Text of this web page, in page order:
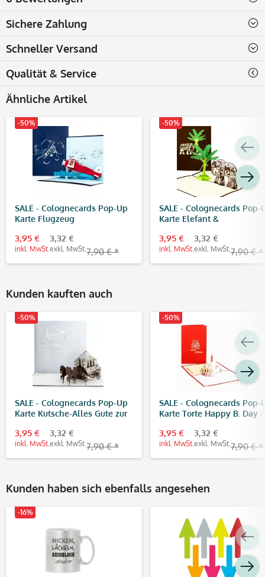
Sichere Zahlung
Schneller Versand
Qualität & Service
Ähnliche Artikel
-50%
SALE - Colognecards Pop-Up
Karte Flugzeug
3,95 €
inkl. MwSt.
3,32 €
exkl. MwSt. 7,90 € *
-50%
SALE - Colognecards Pop-
Karte Elefant &
3,95 €
inkl. MwSt.
3,32 €
exkl. MwSt. 7,90 € *
Kunden kauften auch
-50%
SALE - Colognecards Pop-Up
Karte Kutsche-Alles Gute zur
3,95 €
inkl. MwSt.
3,32 €
exkl. MwSt. 7,90 € *
-50%
SALE - Colognecards Pop-
Karte Torte Happy B. Day
3,95 €
inkl. MwSt.
3,32 €
exkl. MwSt. 7,90 € *
Kunden haben sich ebenfalls angesehen
-16%